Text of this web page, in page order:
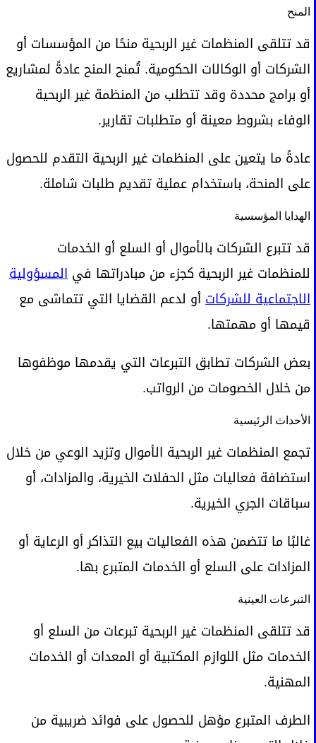
المنح
قد تتلقى المنظمات غير الربحية منحًا من المؤسسات أو
الشركات أو الوكالات الحكومية. تُمنح المنح عادةً لمشاريع
أو برامج محددة وقد تتطلب من المنظمة غير الربحية
الوفاء بشروط معينة أو متطلبات تقارير.
عادةً ما يتعين على المنظمات غير الربحية التقدم للحصول
على المنحة، باستخدام عملية تقديم طلبات شاملة.
الهدايا المؤسسية
قد تتبرع الشركات بالأموال أو السلع أو الخدمات
للمنظمات غير الربحية كجزء من مبادراتها في المسؤولية
الاجتماعية للشركاتأو لدعم القضايا التي تتماشى مع
قيمها أو مهمتها.
بعض الشركات تطابق التبرعات التي يقدمها موظفوها
من خلال الخصومات من الرواتب.
الأحداث الرئيسية
تجمع المنظمات غير الربحية الأموال وتزيد الوعي من خلال
استضافة فعاليات مثل الحفلات الخيرية، والمزادات، أو
سباقات الجري الخيرية.
غالبًا ما تتضمن هذه الفعاليات بيع التذاكر أو الرعاية أو
المزادات على السلع أو الخدمات المتبرع بها.
التبرعات العينية
قد تتلقى المنظمات غير الربحية تبرعات من السلع أو
الخدمات مثل اللوازم المكتبية أو المعدات أو الخدمات
المهنية.
الطرف المتبرع مؤهل للحصول على فوائد ضريبية من